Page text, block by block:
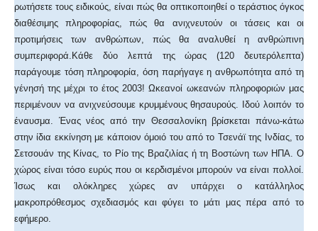
ρωτήσετε τους ειδικούς, είναι πώς θα οπτικοποιηθεί ο τεράστιος όγκος
διαθέσιμης πληροφορίας, πώς θα ανιχνευτούν οι τάσεις και οι
προτιμήσεις των ανθρώπων, πώς θα αναλυθεί η ανθρώπινη
συμπεριφορά.Κάθε δύο λεπτά της ώρας (120 δευτερόλεπτα)
παράγουμε τόση πληροφορία, όση παρήγαγε η ανθρωπότητα από τη
γένησή της μέχρι το έτος 2003! Ωκεανοί ωκεανών πληροφοριών μας
περιμένουν να ανιχνεύσουμε κρυμμένους θησαυρούς. Ιδού λοιπόν το
έναυσμα. Ένας νέος από την Θεσσαλονίκη βρίσκεται πάνω-κάτω
στην ίδια εκκίνηση με κάποιον όμοιό του από το Τσενάϊ της Ινδίας, το
Σετσουάν της Κίνας, το Ρίο της Βραζιλίας ή τη Βοστώνη των ΗΠΑ. Ο
χώρος είναι τόσο ευρύς που οι κερδισμένοι μπορούν να είναι πολλοί.
Ίσως και ολόκληρες χώρες αν υπάρχει ο κατάλληλος
μακροπρόθεσμος σχεδιασμός και φύγει το μάτι μας πέρα από το
εφήμερο.